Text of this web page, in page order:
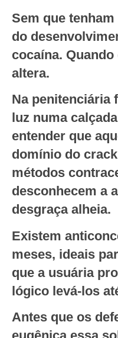
Sem que
do
cocaína.
altera.
Na penitenciária
luz numa
entender que
domínio do
métodos
desconhecem a
desgraça alheia.
Existem
meses, ideais
que a usuária
lógico levá-los
Antes que os